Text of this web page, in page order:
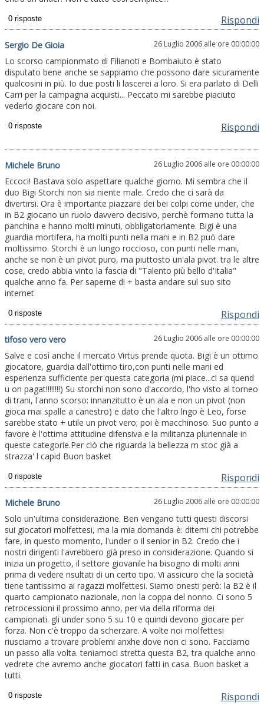
Rispondi
Sergio De Gioia 26 Luglio 2006 alle ore 00:00:00
Lo scorso campionmato di Filianoti e Bombaiuto è stato
disputato bene anche se sappiamo che possono dare sicuramente
qualcosini in più. Io due posti li lascerei a loro. Si era parlato di Delli
Carri per la campagna acquisti... Peccato mi sarebbe piaciuto
vederlo giocare con noi.
Rispondi
Michele Bruno 26 Luglio 2006 alle ore 00:00:00
Eccoci! Bastava solo aspettare qualche giorno. Mi sembra che il
duo Bigi Storchi non sia niente male. Credo che ci sarà da
divertirsi. Ora è importante piazzare dei bei colpi come under, che
in B2 giocano un ruolo davvero decisivo, perchè formano tutta la
panchina e hanno molti minuti, obbligatoriamente. Bigi è una
guardia mortifera, ha molti punti nella mani e in B2 può dare
moltissimo. Storchi è un lungo roccioso, con punti nelle mani,
anche se non è un pivot puro, ma piuttosto un'ala pivot. tra le altre
cose, credo abbia vinto la fascia di "Talento più bello d'Italia"
qualche anno fa. Per saperne di + basta andare sul suo sito
internet
Rispondi
tifoso vero vero 26 Luglio 2006 alle ore 00:00:00
Salve e così anche il mercato Virtus prende quota. Bigi è un ottimo
giocatore, guardia dall'ottimo tiro,con punti nelle mani ed
esperienza sufficiente per questa categoria (mi piace...ci sa quend
u on pagat!!!!!!!!) Su storchi non sono d'accordo, l'ho visto al torneo
di trani, l'anno scorso: innanzitutto è un ala e non un pivot (non
gioca mai spalle a canestro) e dato che l'altro lngo è Leo, forse
sarebbe stato + utile un pivot vero; poi è macchinoso. Suo punto a
favore è l'ottima attitudine difensiva e la militanza pluriennale in
queste categorie.Per ciò che riguarda la bellezza m stoc già a
strazza' l capid Buon basket
Rispondi
Michele Bruno 26 Luglio 2006 alle ore 00:00:00
Solo un'ultima considerazione. Ben vengano tutti questi discorsi
sui giocatori molfettesi, ma la mia domanda è: ditemi chi potrebbe
fare, in questo momento, l'under o il senior in B2. Credo che i
nostri dirigenti l'avrebbero già preso in considerazione. Quando si
inizia un progetto, il settore giovanile ha bisogno di molti anni
prima di vedere risultati di un certo tipo. Vi assicuro che la società
tiene tantissimo ai ragazzi molfettesi. Siamo onesti però: la B2 è il
quarto campionato nazionale, non la coppa del nonno. Ci sono 5
retrocessioni il prossimo anno, per via della riforma dei
campionati. gli under sono 5 su 10 e quindi devono giocare per
forza. Non c'è troppo da scherzare. A volte noi molfettesi
riusciamo a trovare problemi anxhe dove non ci sono. Facciamo
un passo alla volta. teniamoci stretta questa B2, tra qualche anno
vedrete che avremo anche giocatori fatti in casa. Buon basket a
tutti.
Rispondi